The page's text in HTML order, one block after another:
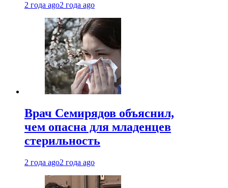
2 года ago2 года ago
Врач Семирядов объяснил,
чем опасна для младенцев
стерильность
2 года ago2 года ago